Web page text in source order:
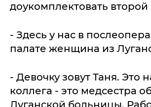
доукомплектовать второй
- Здесь у нас в
палате женщина из
- Девочку зовут Таня. Это
коллега - это медсестра